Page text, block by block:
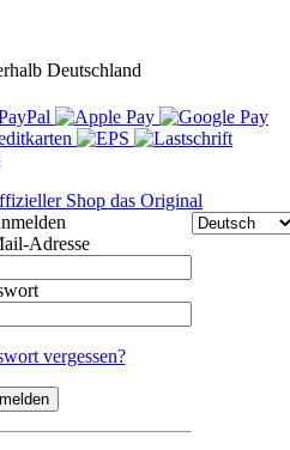
Deutschland
Adresse
vergessen?